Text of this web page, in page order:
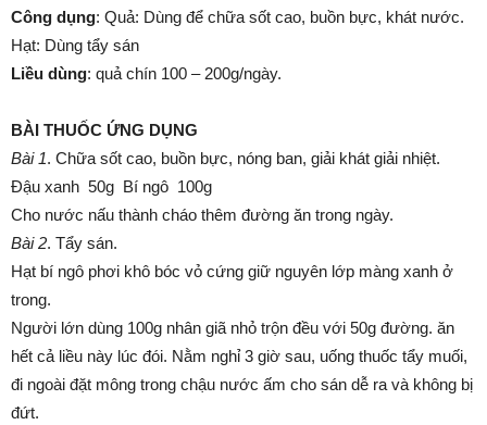
Công dụng: Quả: Dùng để chữa sốt cao, buồn bực, khát nước.
Hạt: Dùng tẩy sán
Liều dùng: quả chín 100 – 200g/ngày.
BÀI THUỐC ỨNG DỤNG
Bài1. Chữa sốt cao, buồn bực, nóng ban, giải khát giải nhiệt.
Đậu xanh 50g Bí ngô 100g
Cho nước nấu thành cháo thêm đường ăn trong ngày.
Bài2. Tẩy sán.
Hạt bí ngô phơi khô bóc vỏ cứng giữ nguyên lớp màng xanh ở
trong.
Người lớn dùng 100g nhân giã nhỏ trộn đều với 50g đường. ăn
hết cả liều này lúc đói. Nằm nghỉ 3 giờ sau, uống thuốc tẩy muối,
đi ngoài đặt mông trong chậu nước ấm cho sán dễ ra và không bị
đứt.